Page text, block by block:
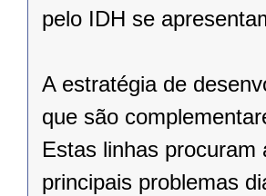
pelo IDH se
A estratégia de
que são
Estas linhas
principais problemas